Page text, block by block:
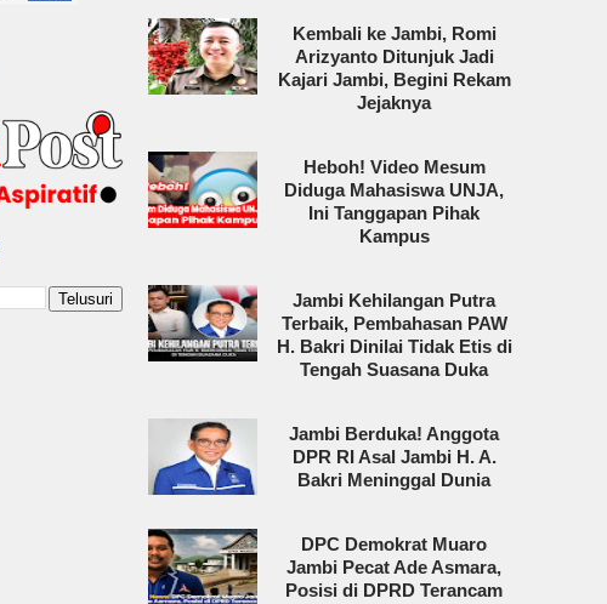
Kembali ke Jambi, Romi
Arizyanto Ditunjuk Jadi
Kajari Jambi, Begini Rekam
Jejaknya
Heboh! Video Mesum
Diduga Mahasiswa UNJA,
Ini Tanggapan Pihak
Kampus
Jambi Kehilangan Putra
Terbaik, Pembahasan PAW
H. Bakri Dinilai Tidak Etis di
Tengah Suasana Duka
Jambi Berduka! Anggota
DPR RI Asal Jambi H. A.
Bakri Meninggal Dunia
DPC Demokrat Muaro
Jambi Pecat Ade Asmara,
Posisi di DPRD Terancam